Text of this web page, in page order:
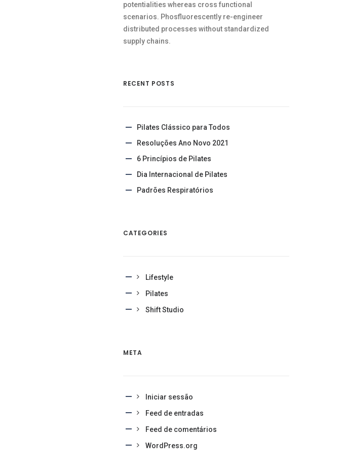
potentialities whereas cross functional
scenarios. Phosfluorescently re-engineer
distributed processes without standardized
supply chains.
RECENT POSTS
Pilates Clássico para Todos
Resoluções Ano Novo 2021
6 Princípios de Pilates
Dia Internacional de Pilates
Padrões Respiratórios
CATEGORIES
Lifestyle
Pilates
Shift Studio
META
Iniciar sessão
Feed de entradas
Feed de comentários
WordPress.org